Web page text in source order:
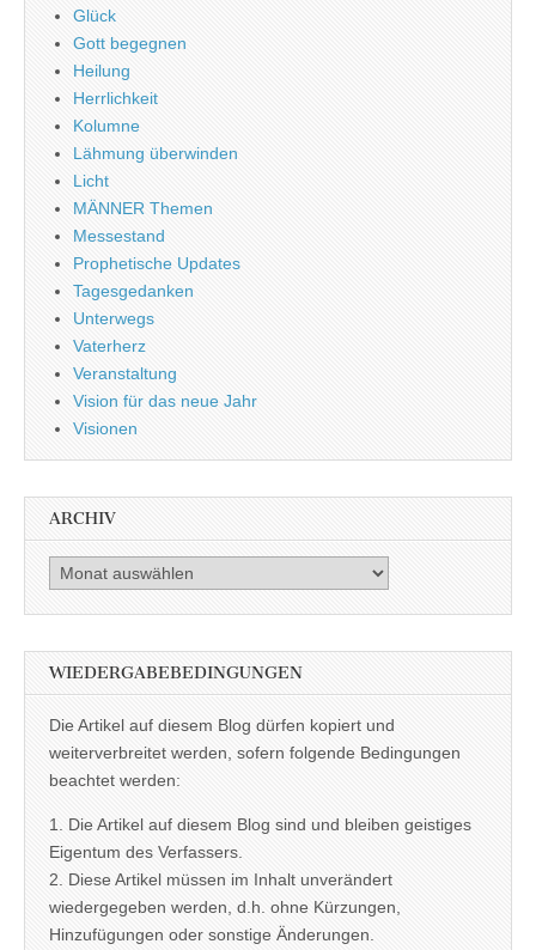
Glück
Gott begegnen
Heilung
Herrlichkeit
Kolumne
Lähmung überwinden
Licht
MÄNNER Themen
Messestand
Prophetische Updates
Tagesgedanken
Unterwegs
Vaterherz
Veranstaltung
Vision für das neue Jahr
Visionen
ARCHIV
Archiv
WIEDERGABEBEDINGUNGEN
Die Artikel auf diesem Blog dürfen kopiert und
weiterverbreitet werden, sofern folgende Bedingungen
beachtet werden:
1. Die Artikel auf diesem Blog sind und bleiben geistiges
Eigentum des Verfassers.
2. Diese Artikel müssen im Inhalt unverändert
wiedergegeben werden, d.h. ohne Kürzungen,
Hinzufügungen oder sonstige Änderungen.